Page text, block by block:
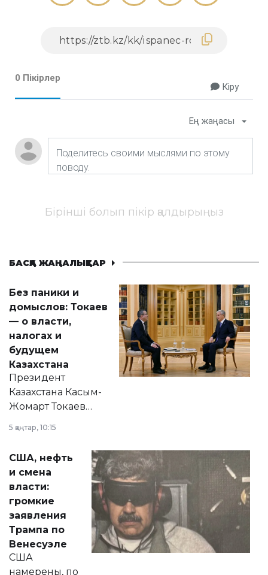
0 Пікірлер
Кіру
Ең жаңасы
Бірінші болып пікір қалдырыңыз
БАСҚА ЖАҢАЛЫҚТАР
Без паники и
домыслов: Токаев
— о власти,
налогах и
будущем
Казахстана
Президент
Казахстана Касым-
Жомарт Токаев
сразу несколько
актуальных тем —
от слухов о
политических
реформах до
вопросов армии,
экономики и
личного здоровья.
5 қаңтар, 10:15
США, нефть
и смена
власти:
громкие
заявления
Трампа по
Венесуэле
США
намерены, по